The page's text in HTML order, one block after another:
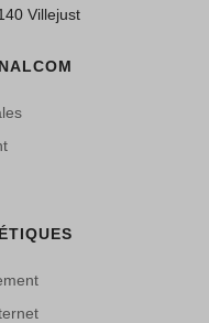
Villejust